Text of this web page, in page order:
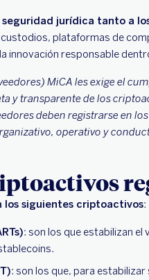
jurídica tanto a
custodios, plataformas de
innovación responsable
MiCA les exige el
y transparente de los
deben registrarse en
operativo y
los siguientes criptoactivos:
: son los que estabilizan
: son los que, para estabilizar